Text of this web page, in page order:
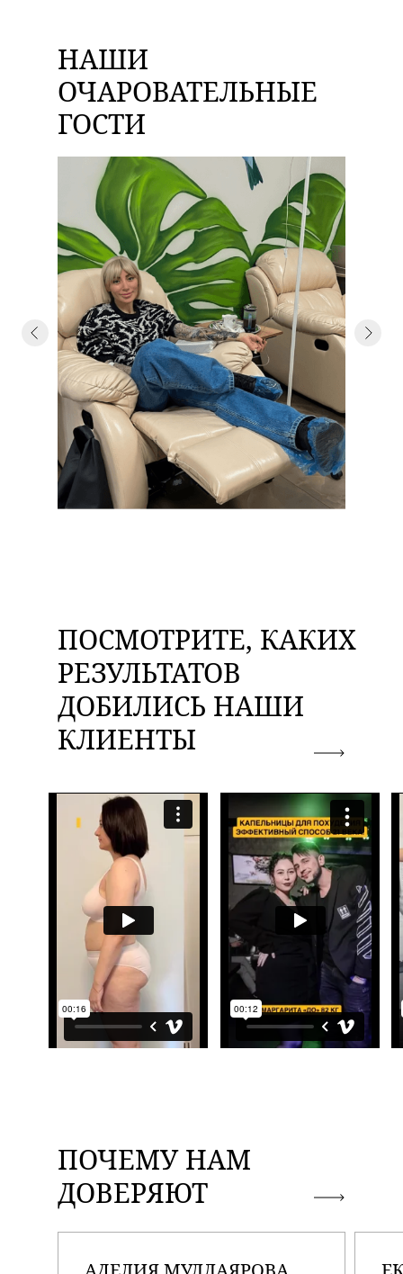
НАШИ
ОЧАРОВАТЕЛЬНЫЕ
ГОСТИ
ПОСМОТРИТЕ, КАКИХ
РЕЗУЛЬТАТОВ
ДОБИЛИСЬ НАШИ
КЛИЕНТЫ
ПОЧЕМУ НАМ
ДОВЕРЯЮТ